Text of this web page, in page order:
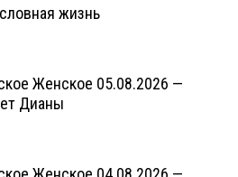
жизнь
Женское 05.08.2026 —
Дианы